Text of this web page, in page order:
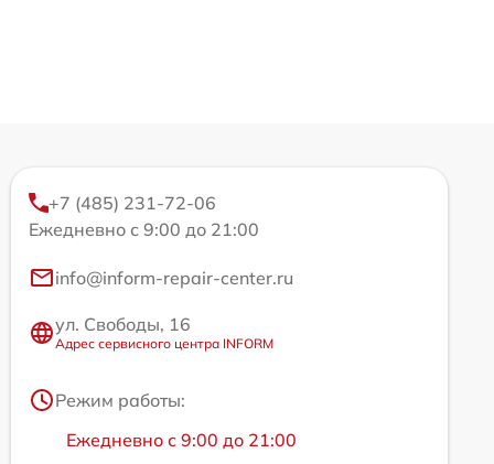
+7 (485) 231-72-06
Ежедневно с 9:00 до 21:00
info@inform-repair-center.ru
ул. Свободы, 16
Адрес сервисного центра INFORM
Режим работы:
Ежедневно с 9:00 до 21:00